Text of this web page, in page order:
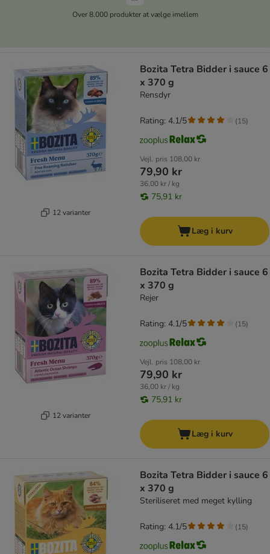
Over 8.000 produkter at vælge imellem
12 varianter
Bozita Tetra Bidder i sauce 6
x 370 g
Rensdyr
Vejl. pris 108,00 kr
79,90 kr
36,00 kr / kg
75,91 kr
Rating: 4.1/5 (15)
Læg i kurv
12 varianter
Bozita Tetra Bidder i sauce 6
x 370 g
Rejer
Vejl. pris 108,00 kr
79,90 kr
36,00 kr / kg
75,91 kr
Rating: 4.1/5 (15)
Læg i kurv
Bozita Tetra Bidder i sauce 6
x 370 g
Steriliseret med meget kylling
Rating: 4.1/5 (15)